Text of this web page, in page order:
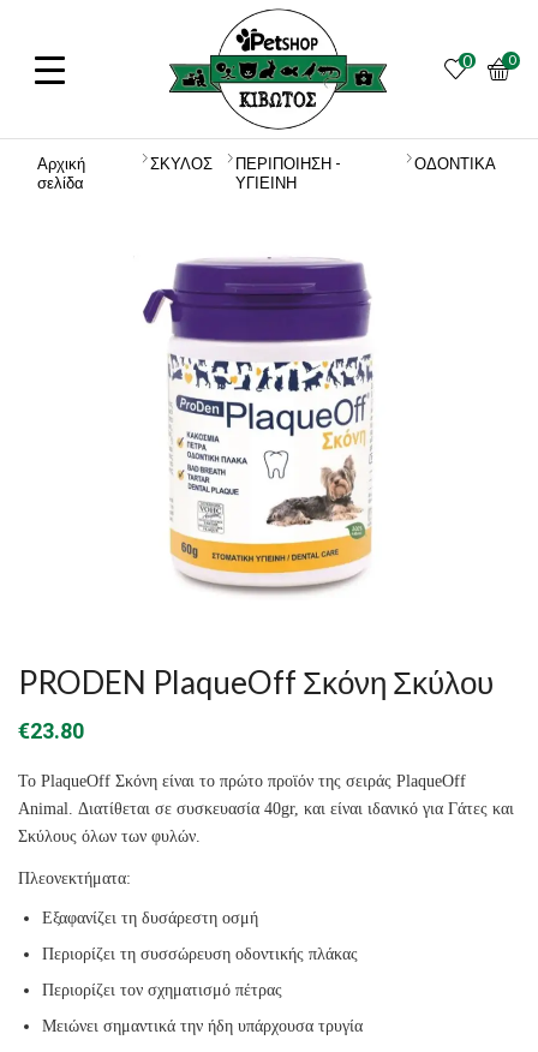
0 0
Αρχική
σελίδα
ΣΚΥΛΟΣ
ΠΕΡΙΠΟΙΗΣΗ -
ΥΓΙΕΙΝΗ
ΟΔΟΝΤΙΚΑ
PRODEN PlaqueOff Σκόνη Σκύλου
€23.80
Το PlaqueOff Σκόνη είναι το πρώτο προϊόν της σειράς PlaqueOff
Animal. Διατίθεται σε συσκευασία 40gr, και είναι ιδανικό για Γάτες και
Σκύλους όλων των φυλών.
Πλεονεκτήματα:
Εξαφανίζει τη δυσάρεστη οσμή
Περιορίζει τη συσσώρευση οδοντικής πλάκας
Περιορίζει τον σχηματισμό πέτρας
Μειώνει σημαντικά την ήδη υπάρχουσα τρυγία